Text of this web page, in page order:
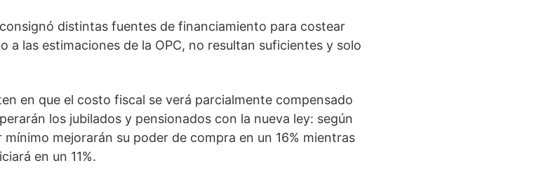
distintas fuentes de financiamiento para costear
a las estimaciones de la OPC, no resultan suficientes y solo
en que el costo fiscal se verá parcialmente compensado
los jubilados y pensionados con la nueva ley: según
mínimo mejorarán su poder de compra en un 16% mientras
en un 11%.